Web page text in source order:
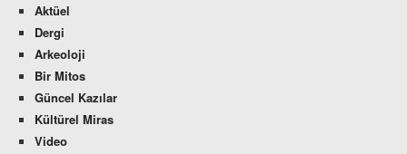
Aktüel
Dergi
Arkeoloji
Bir Mitos
Güncel Kazılar
Kültürel Miras
Video